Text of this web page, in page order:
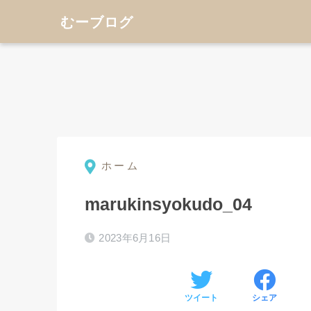
むーブログ
ホーム
marukinsyokudo_04
2023年6月16日
ツイート シェア